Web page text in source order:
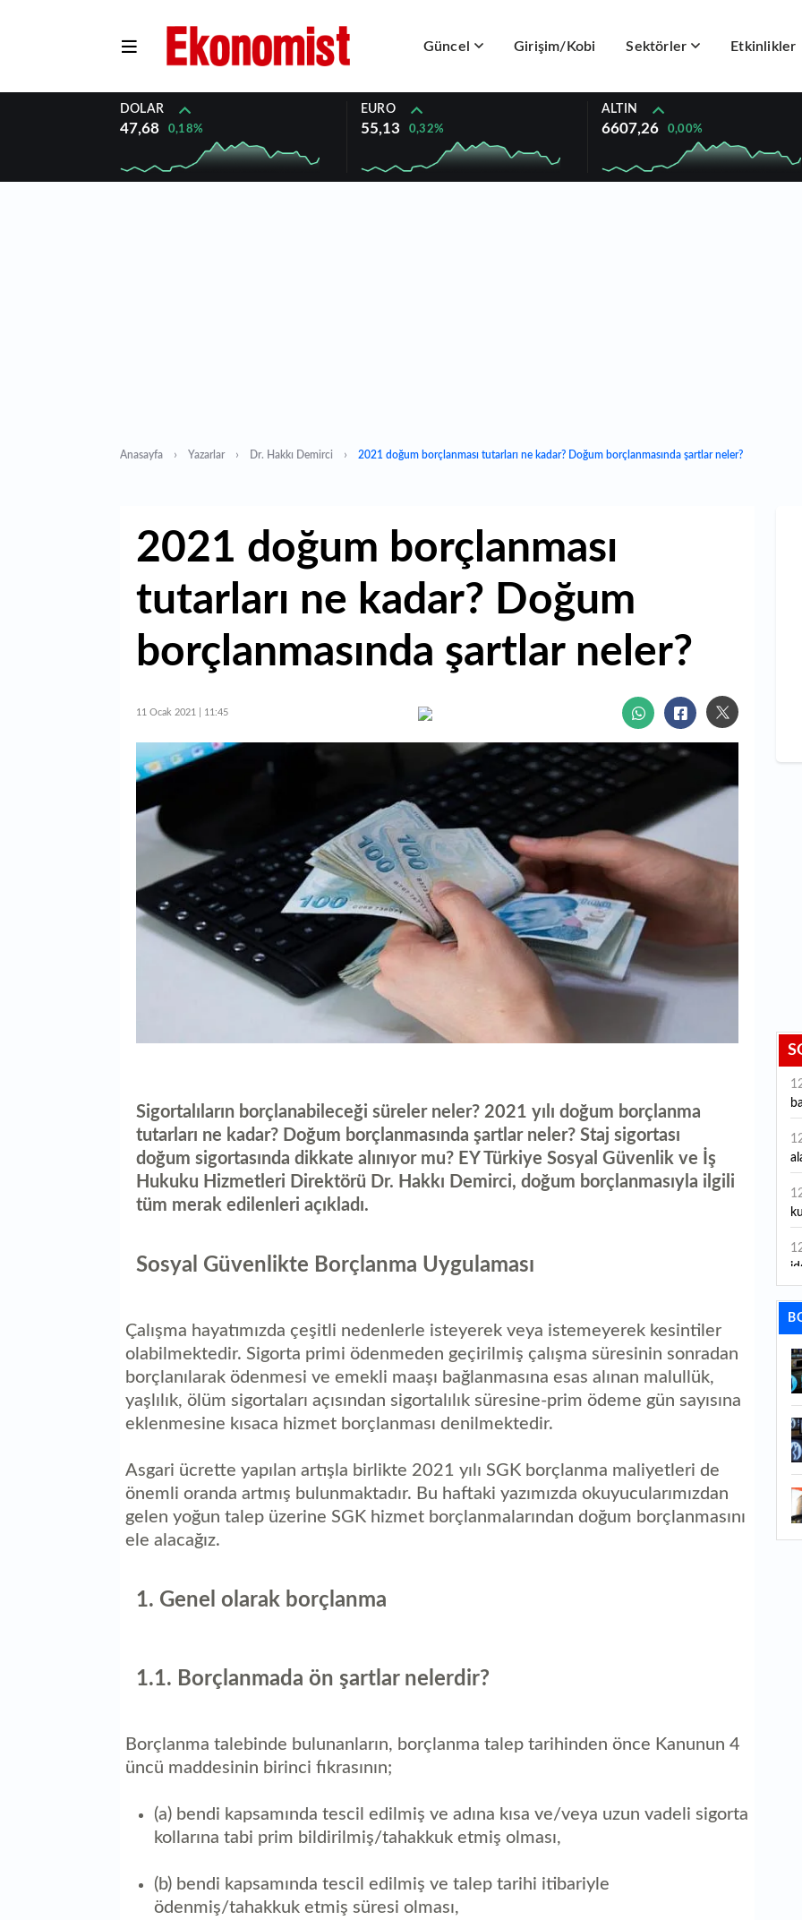
Güncel Girişim/Kobi Sektörler Etkinlikler
DOLAR
47,68 0,18%
EURO
55,13 0,32%
ALTIN
6607,26 0,00%
Anasayfa Yazarlar Dr. Hakkı Demirci 2021 doğum borçlanması tutarları ne kadar? Doğum borçlanmasında şartlar neler?
2021 doğum borçlanması
tutarları ne kadar? Doğum
borçlanmasında şartlar neler?
11 Ocak 2021 | 11:45
Sigortalıların borçlanabileceği süreler neler? 2021 yılı doğum borçlanma
tutarları ne kadar? Doğum borçlanmasında şartlar neler? Staj sigortası
doğum sigortasında dikkate alınıyor mu? EY Türkiye Sosyal Güvenlik ve İş
Hukuku Hizmetleri Direktörü Dr. Hakkı Demirci, doğum borçlanmasıyla ilgili
tüm merak edilenleri açıkladı.
Sosyal Güvenlikte Borçlanma Uygulaması
Çalışma hayatımızda çeşitli nedenlerle isteyerek veya istemeyerek kesintiler
olabilmektedir. Sigorta primi ödenmeden geçirilmiş çalışma süresinin sonradan
borçlanılarak ödenmesi ve emekli maaşı bağlanmasına esas alınan malullük,
yaşlılık, ölüm sigortaları açısından sigortalılık süresine-prim ödeme gün sayısına
eklenmesine kısaca hizmet borçlanması denilmektedir.
Asgari ücrette yapılan artışla birlikte 2021 yılı SGK borçlanma maliyetleri de
önemli oranda artmış bulunmaktadır. Bu haftaki yazımızda okuyucularımızdan
gelen yoğun talep üzerine SGK hizmet borçlanmalarından doğum borçlanmasını
ele alacağız.
1. Genel olarak borçlanma
1.1. Borçlanmada ön şartlar nelerdir?
Borçlanma talebinde bulunanların, borçlanma talep tarihinden önce Kanunun 4
üncü maddesinin birinci fıkrasının;
(a) bendi kapsamında tescil edilmiş ve adına kısa ve/veya uzun vadeli sigorta
kollarına tabi prim bildirilmiş/tahakkuk etmiş olması,
(b) bendi kapsamında tescil edilmiş ve talep tarihi itibariyle
ödenmiş/tahakkuk etmiş süresi olması,